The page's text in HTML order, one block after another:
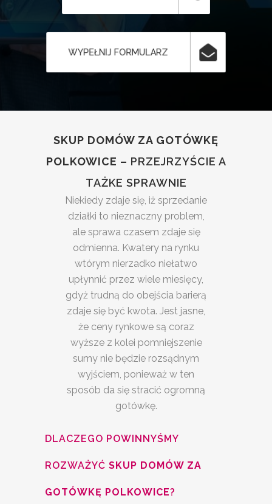
WYPEŁNIJ FORMULARZ
SKUP DOMÓW ZA GOTÓWKĘ
POLKOWICE – PRZEJRZYŚCIE A
TAŻKE SPRAWNIE
Niekiedy zdaje się, iż sprzedanie
działki to nieznaczny problem,
ale sprawa czasem zdaje się
odmienna. Kwatery na rynku
wtórym nierzadko niełatwo
upłynnić przez wiele miesięcy,
gdyż trudną do obejścia barierą
zdaje się być kwota. Jest jasne,
że ceny rynkowe są coraz
wyższe z kolei pomniejszenie
sumy nie będzie rozsądnym
wyjściem, ponieważ w ten
sposób da się stracić ogromną
gotówkę.
DLACZEGO POWINNYŚMY
ROZWAŻYĆ SKUP DOMÓW ZA
GOTÓWKĘ POLKOWICE?